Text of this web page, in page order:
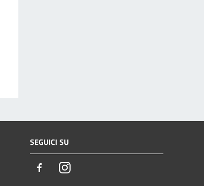
SEGUICI SU
FacebookInstagram